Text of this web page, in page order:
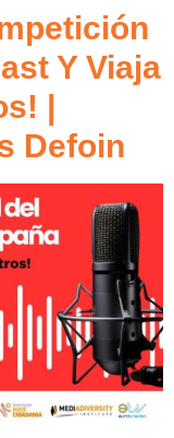
Y Viaja
|
Defoin